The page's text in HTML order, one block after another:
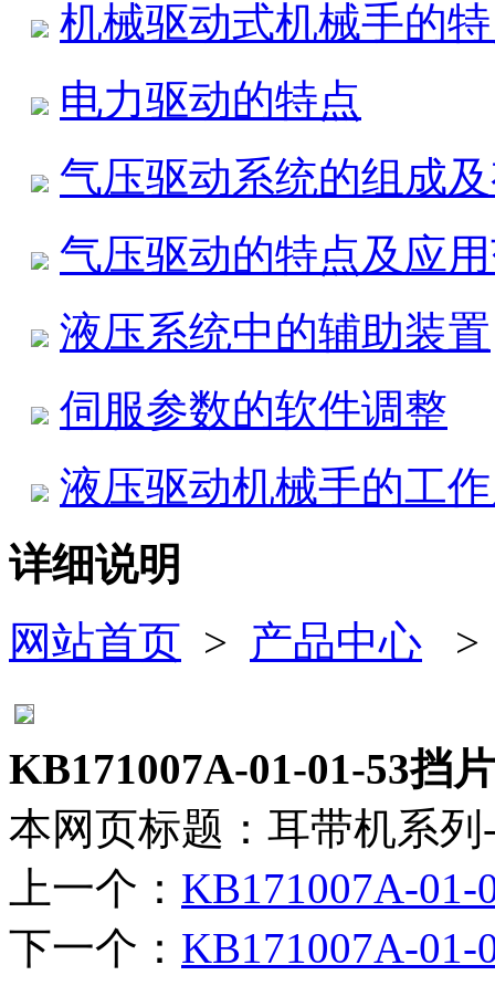
机械驱动式机械手的
电力驱动的特点
气压驱动系统的组成
气压驱动的特点及应
液压系统中的辅助装置
伺服参数的软件调整
液压驱动机械手的工
详细说明
网站首页 > 产品中心
KB171007A-01-01-53挡
本网页标题：耳带机系
上一个： KB171007A-01-
下一个： KB171007A-01-